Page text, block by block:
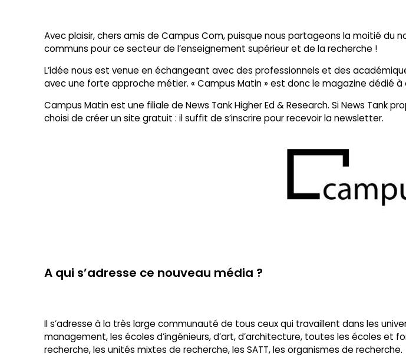
Avec plaisir, chers amis de Campus Com, puisque nous partageons la moitié
communs pour ce secteur de l’enseignement supérieur et de la recherche !
L’idée nous est venue en échangeant avec des professionnels et des
avec une forte approche métier. « Campus Matin » est donc le magazine dédié
Campus Matin est une filiale de News Tank Higher Ed & Research. Si News Tank
choisi de créer un site gratuit : il suffit de s’inscrire pour recevoir la newsletter.
A qui s’adresse ce nouveau média ?
Il s’adresse à la très large communauté de tous ceux qui travaillent dans les
management, les écoles d’ingénieurs, d’art, d’architecture, toutes les écoles et
recherche, les unités mixtes de recherche, les SATT, les organismes de recherche.